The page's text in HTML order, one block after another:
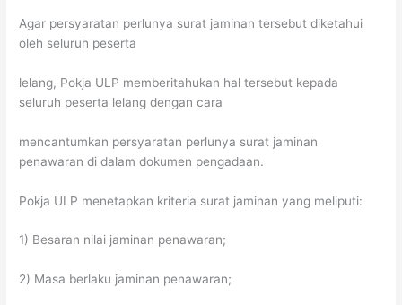
Agar persyaratan perlunya surat jaminan tersebut diketahui
oleh seluruh peserta
lelang, Pokja ULP memberitahukan hal tersebut kepada
seluruh peserta lelang dengan cara
mencantumkan persyaratan perlunya surat jaminan
penawaran di dalam dokumen pengadaan.
Pokja ULP menetapkan kriteria surat jaminan yang meliputi:
1) Besaran nilai jaminan penawaran;
2) Masa berlaku jaminan penawaran;